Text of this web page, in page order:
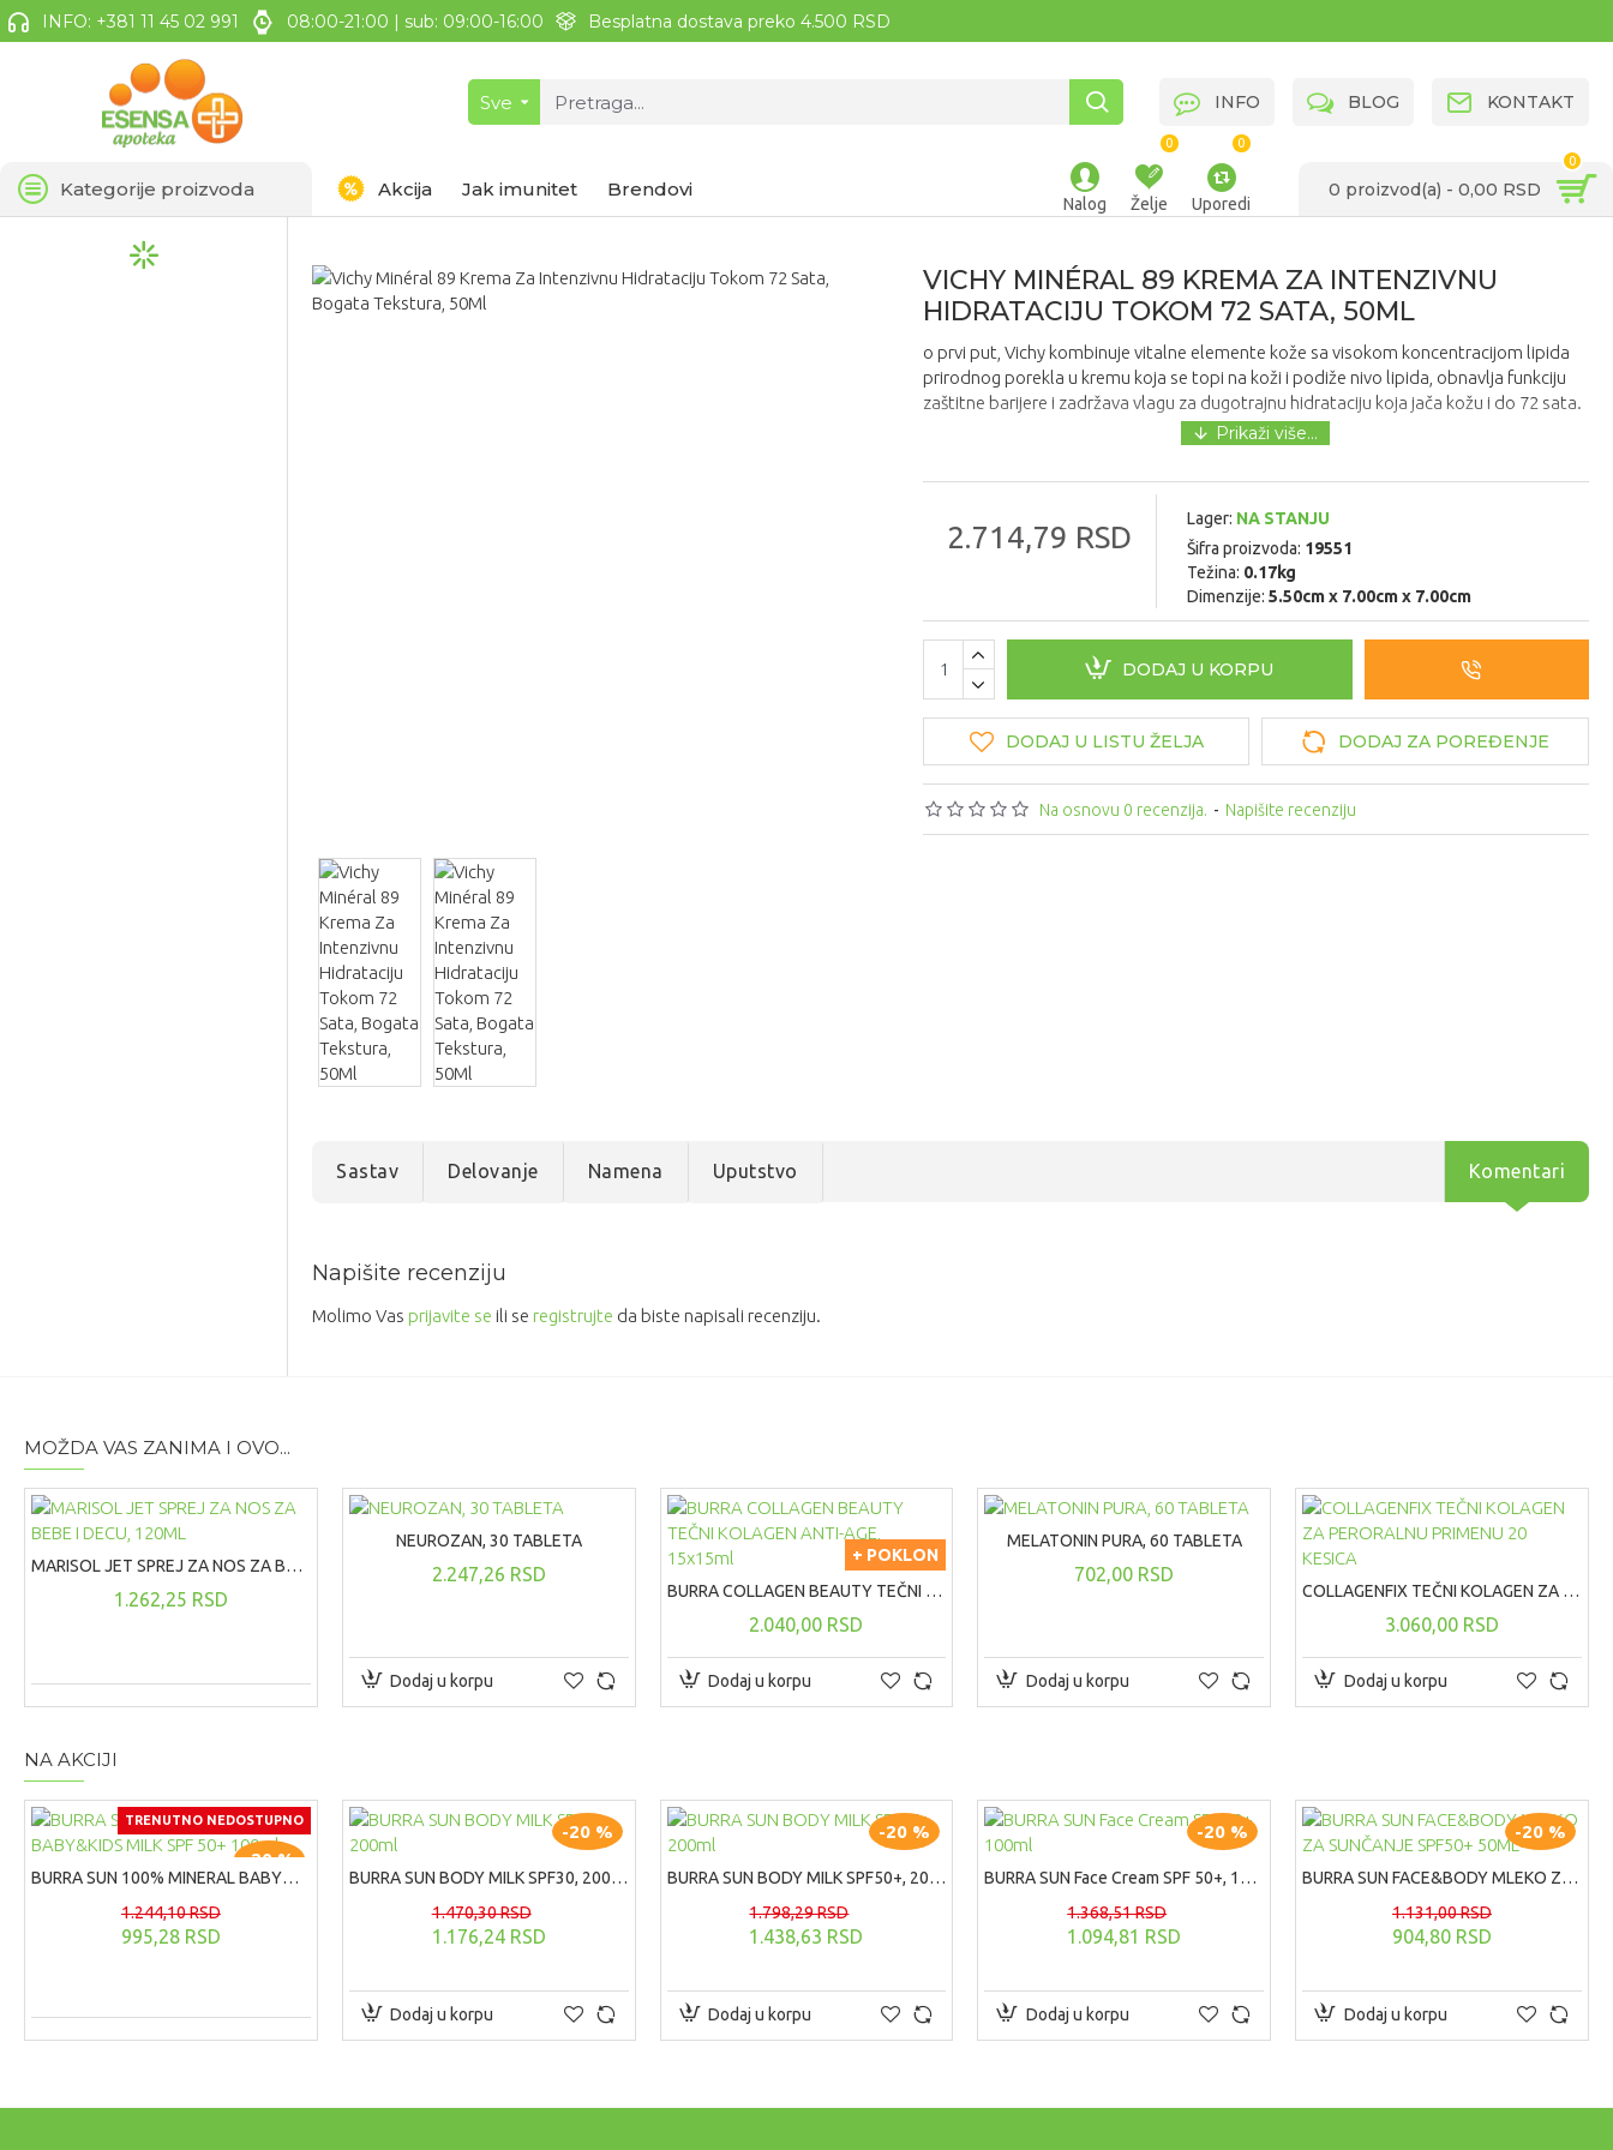
INFO: +381 11 45 02 991 08:00-21:00 | sub: 09:00-16:00 Besplatna dostava preko 4.500 RSD
Sve INFO BLOG KONTAKT
Kategorije proizvoda Akcija Jak imunitet Brendovi
Nalog Želje
0
Uporedi
0
0 proizvod(a) - 0,00 RSD
0
VICHY MINÉRAL 89 KREMA ZA INTENZIVNU
HIDRATACIJU TOKOM 72 SATA, 50ML
o prvi put, Vichy kombinuje vitalne elemente kože sa visokom koncentracijom lipida
prirodnog porekla u kremu koja se topi na koži i podiže nivo lipida, obnavlja funkciju
zaštitne barijere i zadržava vlagu za dugotrajnu hidrataciju koja jača kožu i do 72 sata.
Na osnovu 0 recenzija. - Napišite recenziju
2.714,79 RSD
Lager: NA STANJU
Šifra proizvoda: 19551
Težina: 0.17kg
Dimenzije: 5.50cm x 7.00cm x 7.00cm
DODAJ U KORPU
DODAJ U LISTU ŽELJA DODAJ ZA POREĐENJE
Sastav Delovanje Namena Uputstvo Komentari
Napišite recenziju
Molimo Vas prijavite se ili se registrujte da biste napisali recenziju.
MOŽDA VAS ZANIMA I OVO...
MARISOL JET SPREJ ZA NOS ZA BEBE I DECU, 120ML
1.262,25 RSD
NEUROZAN, 30 TABLETA
2.247,26 RSD
Dodaj u korpu
+ POKLON
BURRA COLLAGEN BEAUTY TEČNI KOLAGEN ANTI-AGE, 15x15ml
2.040,00 RSD
Dodaj u korpu
MELATONIN PURA, 60 TABLETA
702,00 RSD
Dodaj u korpu
COLLAGENFIX TEČNI KOLAGEN ZA PERORALNU PRIMENU 20 KESICA
3.060,00 RSD
Dodaj u korpu
NA AKCIJI
TRENUTNO NEDOSTUPNO
-20 %
BURRA SUN 100% MINERAL BABY&KIDS MILK SPF 50+ 100ml
995,28 RSD
1.244,10 RSD
-20 %
BURRA SUN BODY MILK SPF30, 200ml
1.176,24 RSD
1.470,30 RSD
Dodaj u korpu
-20 %
BURRA SUN BODY MILK SPF50+, 200ml
1.438,63 RSD
1.798,29 RSD
Dodaj u korpu
-20 %
BURRA SUN Face Cream SPF 50+, 100ml
1.094,81 RSD
1.368,51 RSD
Dodaj u korpu
-20 %
BURRA SUN FACE&BODY MLEKO ZA SUNČANJE SPF50+ 50ML
904,80 RSD
1.131,00 RSD
Dodaj u korpu